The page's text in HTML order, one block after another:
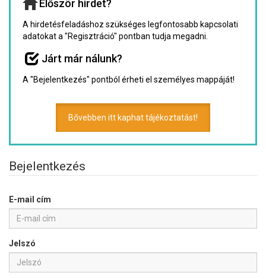
Először hirdet?
A hirdetésfeladáshoz szükséges legfontosabb kapcsolati
adatokat a "Regisztráció" pontban tudja megadni.
Járt már nálunk?
A "Bejelentkezés" pontból érheti el személyes mappáját!
Bővebben itt kaphat tájékoztatást!
Bejelentkezés
E-mail cím
Jelszó